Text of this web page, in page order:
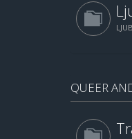
QUEER